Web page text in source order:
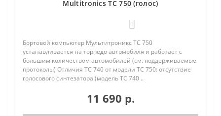
Multitronics TC 750 (голос)
Бортовой компьютер Мультитроникс TC 750
устанавливается на торпедо автомобиля и работает с
большим количеством автомобилей (см. поддерживаемые
протоколы) Отличия TC 740 от модели TC 750: отсутствие
голосового синтезатора (модель TC 740 ..
11 690 р.